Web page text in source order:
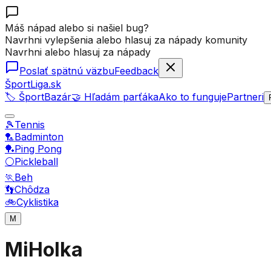
Máš nápad alebo si našiel bug?
Navrhni vylepšenia alebo hlasuj za nápady komunity
Navrhni alebo hlasuj za nápady
Poslať spätnú väzbuFeedback
ŠportLiga.sk
🏷️ ŠportBazár🤝 Hľadám parťákaAko to fungujePartneri
🎾Tennis
🏸Badminton
🏓Ping Pong
⚪Pickleball
🏃Beh
👣Chôdza
🚲Cyklistika
M
MiHolka